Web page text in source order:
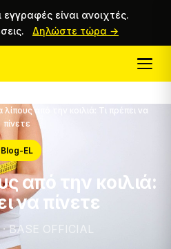
εγγραφές είναι ανοιχτές.
Δηλώστε τώρα →
από την κοιλιά: Τι πρέπει να
πίνετε
Blog-EL
από την κοιλιά:
να πίνετε
BASE OFFICIAL